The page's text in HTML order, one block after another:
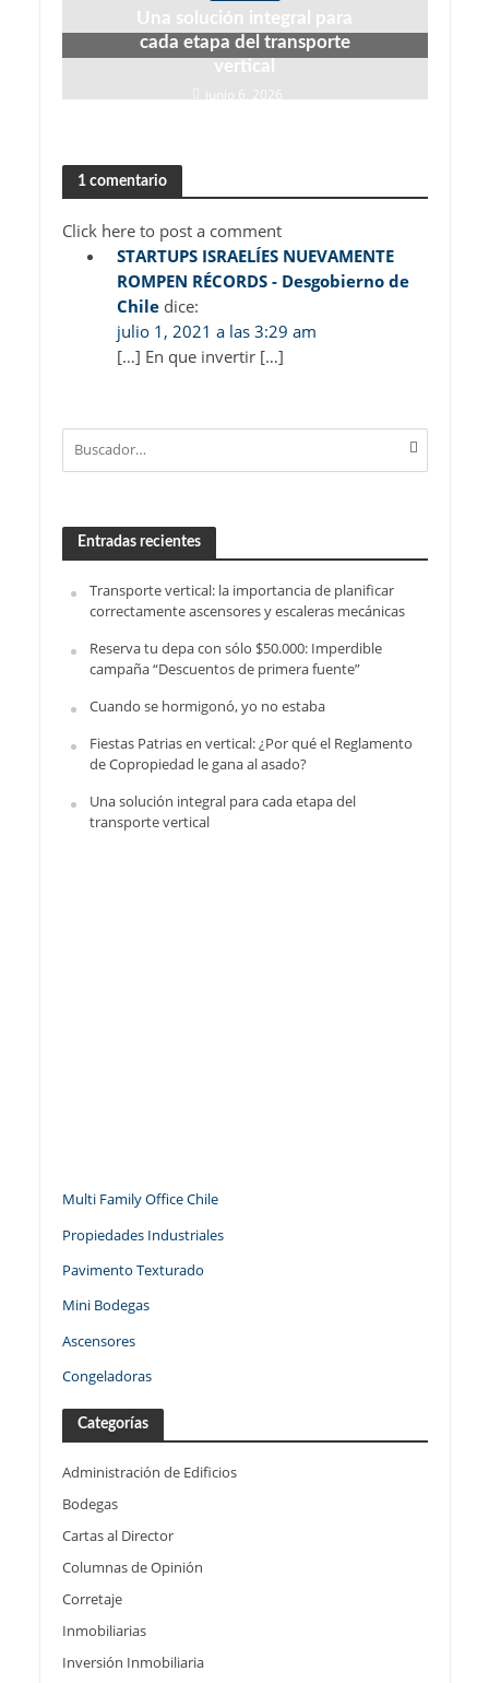
Una solución integral para
cada etapa del transporte
vertical
junio 6, 2026
1 comentario
Click here to post a comment
STARTUPS ISRAELÍES NUEVAMENTE
ROMPEN RÉCORDS - Desgobierno de
Chile dice:
julio 1, 2021 a las 3:29 am
[…] En que invertir […]
Entradas recientes
Transporte vertical: la importancia de planificar
correctamente ascensores y escaleras mecánicas
Reserva tu depa con sólo $50.000: Imperdible
campaña “Descuentos de primera fuente”
Cuando se hormigonó, yo no estaba
Fiestas Patrias en vertical: ¿Por qué el Reglamento
de Copropiedad le gana al asado?
Una solución integral para cada etapa del
transporte vertical
Multi Family Office Chile
Propiedades Industriales
Pavimento Texturado
Mini Bodegas
Ascensores
Congeladoras
Categorías
Administración de Edificios
Bodegas
Cartas al Director
Columnas de Opinión
Corretaje
Inmobiliarias
Inversión Inmobiliaria